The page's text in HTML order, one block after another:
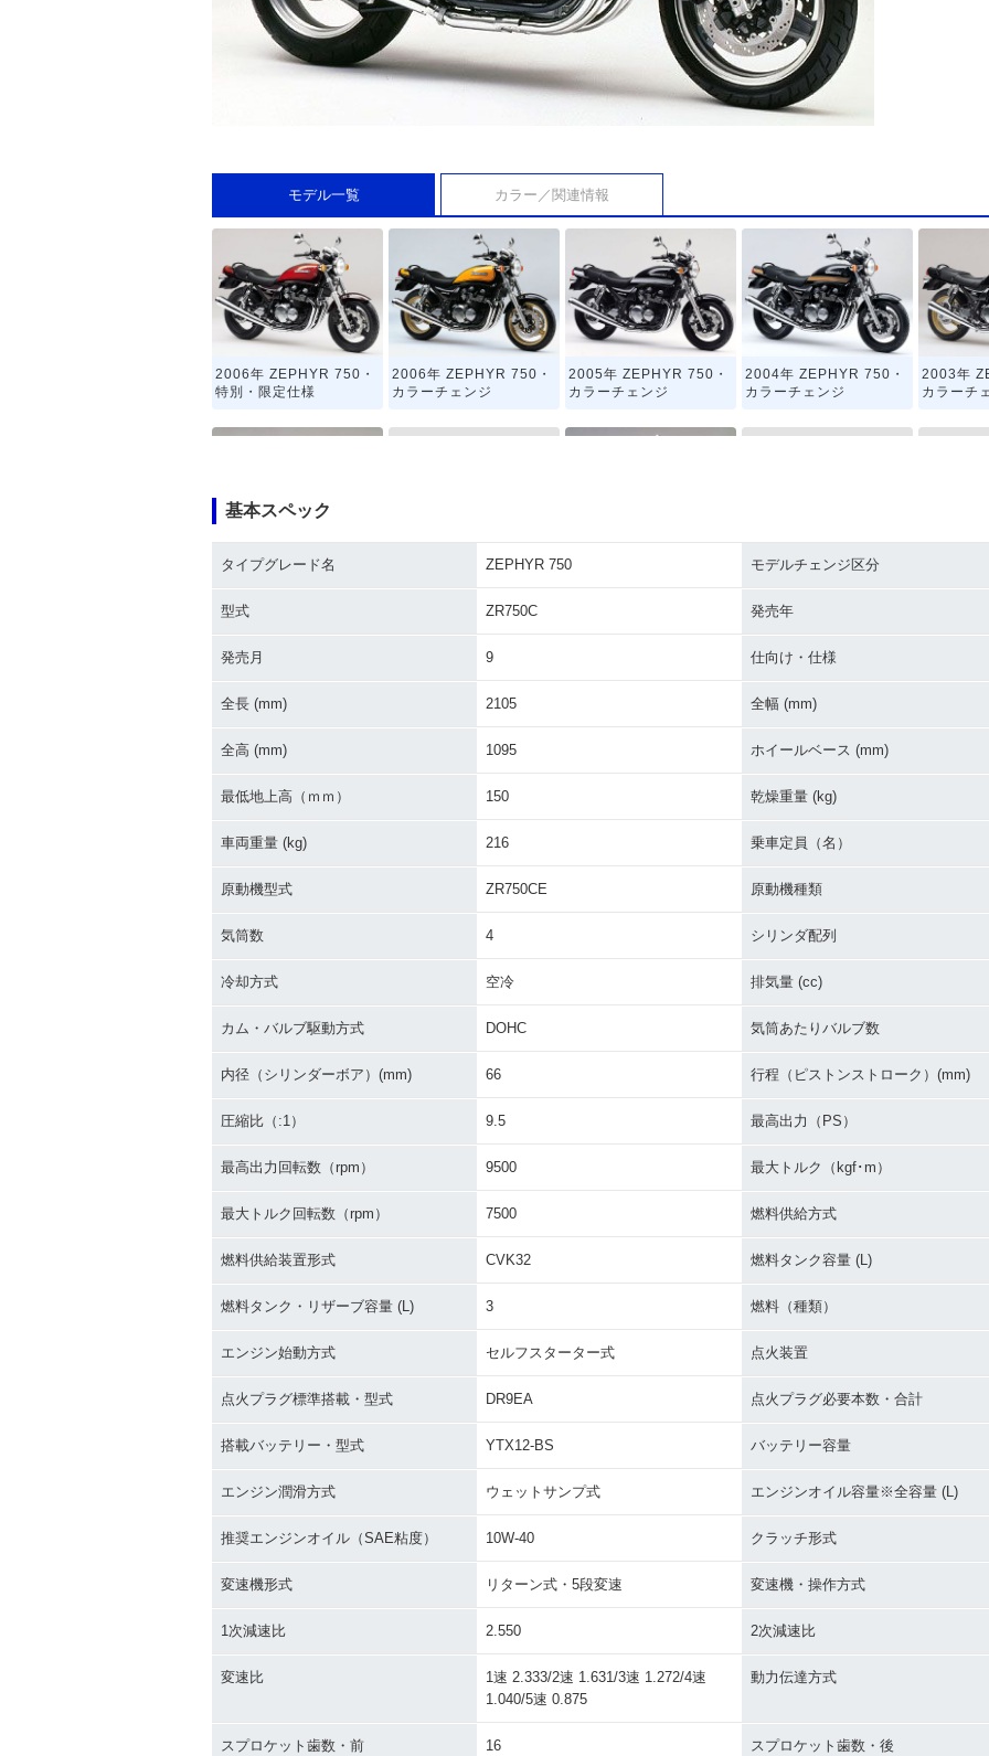
モデル一覧 カラー／関連情報
2006年 ZEPHYR 750・
特別・限定仕様
2006年 ZEPHYR 750・
カラーチェンジ
2005年 ZEPHYR 750・
カラーチェンジ
2004年 ZEPHYR 750・
カラーチェンジ
2003年
カラーチ
2001年 ZEPHYR 750・
2000年 ZEPHYR 750・
1999年 ZEPHYR 750・
1998年 ZEPHYR 750・
カラーチェンジ
マイナーチェンジ
カラーチェンジ
基本スペック
タイプグレード名 ZEPHYR 750 モデルチェンジ区分
型式 ZR750C 発売年
発売月 9 仕向け・仕様
全長 (mm) 2105 全幅 (mm)
全高 (mm) 1095 ホイールベース (mm)
最低地上高（ｍｍ） 150 乾燥重量 (kg)
車両重量 (kg) 216 乗車定員（名）
原動機型式 ZR750CE 原動機種類
気筒数 4 シリンダ配列
冷却方式 空冷 排気量 (cc)
カム・バルブ駆動方式 DOHC 気筒あたりバルブ数
内径（シリンダーボア）(mm) 66 行程（ピストンストローク）(mm)
圧縮比（:1） 9.5 最高出力（PS）
最高出力回転数（rpm） 9500 最大トルク（kgf･m）
最大トルク回転数（rpm） 7500 燃料供給方式
燃料供給装置形式 CVK32 燃料タンク容量 (L)
燃料タンク・リザーブ容量 (L) 3 燃料（種類）
エンジン始動方式 セルフスターター式 点火装置
点火プラグ標準搭載・型式 DR9EA 点火プラグ必要本数・合計
搭載バッテリー・型式 YTX12-BS バッテリー容量
エンジン潤滑方式 ウェットサンプ式 エンジンオイル容量※全容量 (L)
推奨エンジンオイル（SAE粘度） 10W-40 クラッチ形式
変速機形式 リターン式・5段変速 変速機・操作方式
1次減速比 2.550 2次減速比
変速比
1速 2.333/2速 1.631/3速 1.272/4速
1.040/5速 0.875
動力伝達方式
スプロケット歯数・前 16 スプロケット歯数・後